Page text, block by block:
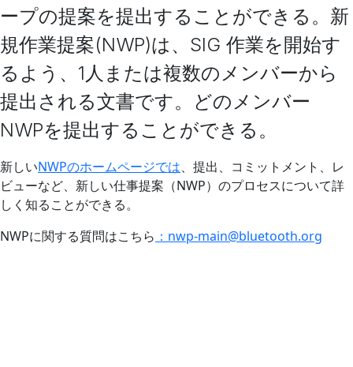
ープの提案を提出することができる。新
規作業提案(NWP)は、SIG 作業を開始す
るよう、1人または複数のメンバーから
提出される文書です。どのメンバー
NWPを提出することができる。
新しいNWPのホームページでは、提出、コミットメント、レ
ビューなど、新しい仕事提案（NWP）のプロセスについて詳
しく知ることができる。
NWPに関する質問はこちら ：nwp-main@bluetooth.org